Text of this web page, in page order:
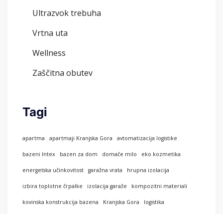
Ultrazvok trebuha
Vrtna uta
Wellness
Zaščitna obutev
Tagi
apartma apartmaji Kranjska Gora avtomatizacija logistike
bazeni Intex bazen za dom domače milo eko kozmetika
energetska učinkovitost garažna vrata hrupna izolacija
izbira toplotne črpalke izolacija garaže kompozitni materiali
kovinska konstrukcija bazena Kranjska Gora logistika